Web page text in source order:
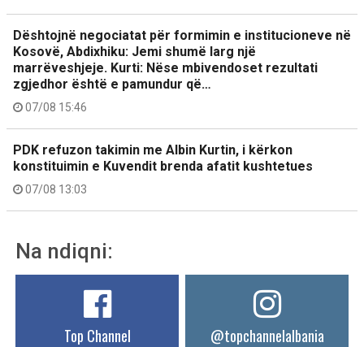
Dështojnë negociatat për formimin e institucioneve në
Kosovë, Abdixhiku: Jemi shumë larg një
marrëveshjeje. Kurti: Nëse mbivendoset rezultati
zgjedhor është e pamundur që…
07/08 15:46
PDK refuzon takimin me Albin Kurtin, i kërkon
konstituimin e Kuvendit brenda afatit kushtetues
07/08 13:03
Na ndiqni:
Top Channel @topchannelalbania